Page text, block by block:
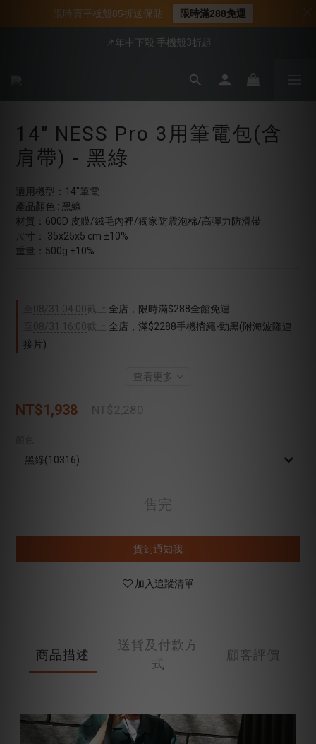
📍新客首購現折$50｜加入會員立即領取
📍新客首購現折$50｜加入會員立即領取
📌年中下殺 手機殼3折起
會員享全館95折優惠
14" NESS Pro 3用筆電包(含
肩帶) - 黑綠
適用機型：14"筆電
產品顏色 : 黑綠
材質：600D 皮膜/絨毛內裡/獨家防震泡棉/高彈力防滑帶
尺寸： 35x25x5 cm ±10%
重量：500g ±10%
08/31 04:00截止
全店，限時滿$288全館免運
08/31 16:00截止
全店，滿$2288手機揹繩-勁黑(附海波隆連
接片)
查看更多
NT$1,938 NT$2,280
售完
貨到通知我
加入追蹤清單
商品描述
送貨及付款方
式
顧客評價
限時買平板殼85折送保貼 限時滿288免運